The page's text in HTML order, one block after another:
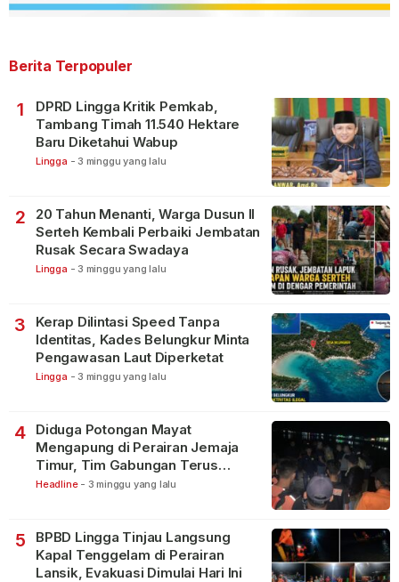
Berita Terpopuler
1
DPRD Lingga Kritik Pemkab,
Tambang Timah 11.540 Hektare
Baru Diketahui Wabup
Lingga - 3 minggu yang lalu
2
20 Tahun Menanti, Warga Dusun II
Serteh Kembali Perbaiki Jembatan
Rusak Secara Swadaya
Lingga - 3 minggu yang lalu
3
Kerap Dilintasi Speed Tanpa
Identitas, Kades Belungkur Minta
Pengawasan Laut Diperketat
Lingga - 3 minggu yang lalu
4
Diduga Potongan Mayat
Mengapung di Perairan Jemaja
Timur, Tim Gabungan Terus
Lakukan Pencarian
Headline - 3 minggu yang lalu
5
BPBD Lingga Tinjau Langsung
Kapal Tenggelam di Perairan
Lansik, Evakuasi Dimulai Hari Ini